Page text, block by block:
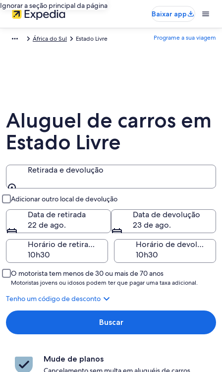
Ignorar a seção principal da página
Baixar app
África do Sul Estado Livre Programe a sua viagem
Aluguel de carros em
Estado Livre
Retirada e devolução
Adicionar outro local de devolução
Data de retirada
22 de ago.
Data de devolução
23 de ago.
Horário de retirada
Horário de devolução
O motorista tem menos de 30 ou mais de 70 anos
Motoristas jovens ou idosos podem ter que pagar uma taxa adicional.
Tenho um código de desconto
Buscar
Mude de planos